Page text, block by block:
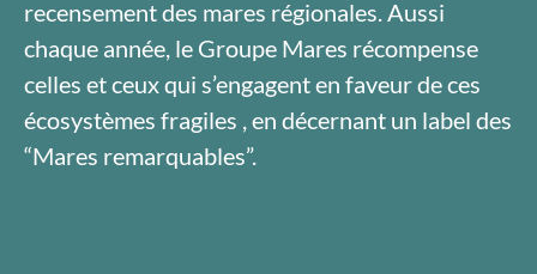
recensement des mares régionales. Aussi
chaque année, le Groupe Mares récompense
celles et ceux qui s’engagent en faveur de ces
écosystèmes fragiles , en décernant un label des
“Mares remarquables”.